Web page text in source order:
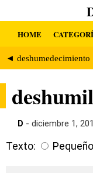
HOME
◄ deshumedecimiento
D - diciembre 1,
Texto: Pequeño